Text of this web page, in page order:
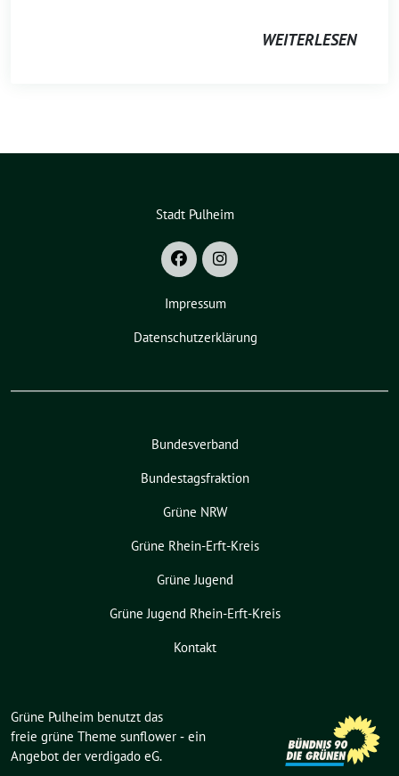
WEITERLESEN
Stadt Pulheim
Impressum
Datenschutzerklärung
Bundesverband
Bundestagsfraktion
Grüne NRW
Grüne Rhein-Erft-Kreis
Grüne Jugend
Grüne Jugend Rhein-Erft-Kreis
Kontakt
Grüne Pulheim benutzt das
freie grüne Theme sunflower ‐ ein
Angebot der verdigado eG.